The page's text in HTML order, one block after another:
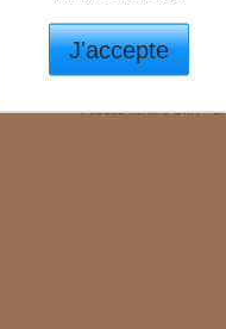
Powered
Copyright © 2026 MH Sub I, LLC dba
Fuseau horaire GMT +1.
J'accepte